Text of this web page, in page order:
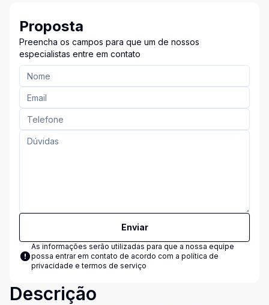
Proposta
Preencha os campos para que um de nossos
especialistas entre em contato
Enviar
As informações serão utilizadas para que a nossa equipe
possa entrar em contato de acordo com a política de
privacidade e termos de serviço
Descrição